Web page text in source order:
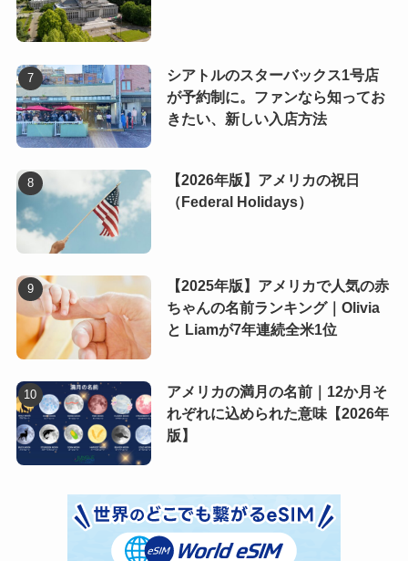
シアトルのスターバックス1号店
が予約制に。ファンなら知ってお
きたい、新しい入店方法
【2026年版】アメリカの祝日
（Federal Holidays）
【2025年版】アメリカで人気の赤
ちゃんの名前ランキング｜Olivia
と Liamが7年連続全米1位
アメリカの満月の名前｜12か月そ
れぞれに込められた意味【2026年
版】